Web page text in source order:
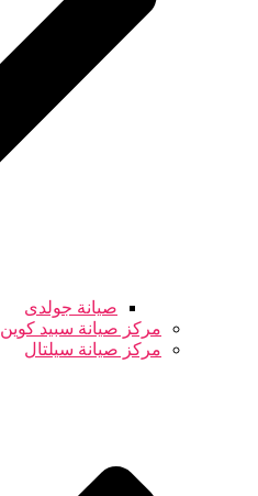
صيانة جولدى
مركز صيانة سبيد كوين
مركز صيانة سيلتال